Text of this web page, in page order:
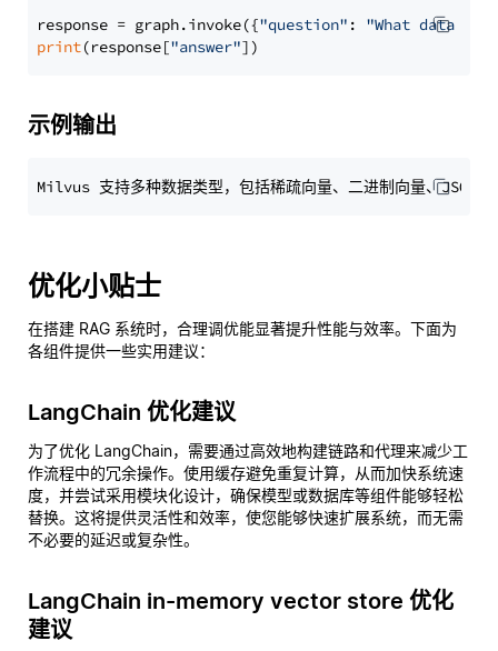
response = graph.invoke({"question" : "What data
print(response["answer"
示例输出
优化小贴士
在搭建 RAG 系统时，合理调优能显著提升性能与效率。下面为
各组件提供一些实用建议：
LangChain 优化建议
为了优化 LangChain，需要通过高效地构建链路和代理来减少工
作流程中的冗余操作。使用缓存避免重复计算，从而加快系统速
度，并尝试采用模块化设计，确保模型或数据库等组件能够轻松
替换。这将提供灵活性和效率，使您能够快速扩展系统，而无需
不必要的延迟或复杂性。
LangChain in-memory vector store 优化
建议